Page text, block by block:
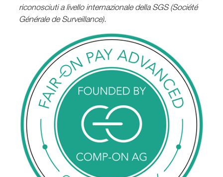
riconosciuti a livello internazionale della SGS (Société
Générale de Surveillance).